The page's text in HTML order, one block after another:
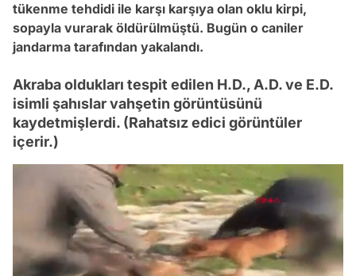
tükenme tehdidi ile karşı karşıya olan oklu kirpi,
sopayla vurarak öldürülmüştü. Bugün o caniler
jandarma tarafından yakalandı.
Akraba oldukları tespit edilen H.D., A.D. ve E.D.
isimli şahıslar vahşetin görüntüsünü
kaydetmişlerdi. (Rahatsız edici görüntüler
içerir.)